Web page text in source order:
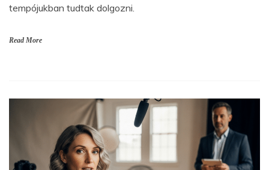
tempójukban tudtak dolgozni.
Read More